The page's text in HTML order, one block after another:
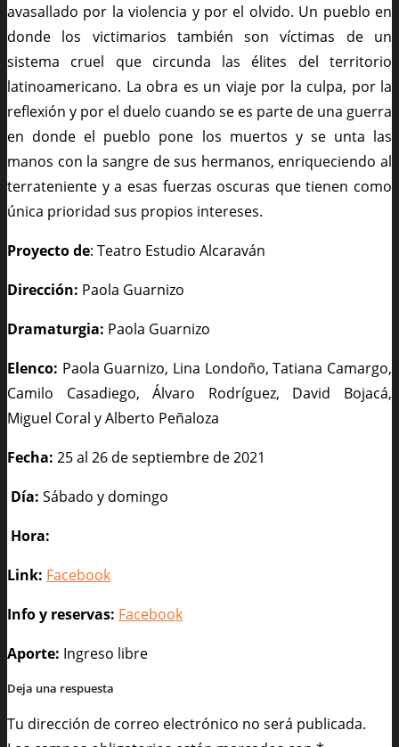
avasallado por la violencia y por el olvido. Un pueblo en
donde los victimarios también son víctimas de un
sistema cruel que circunda las élites del territorio
latinoamericano. La obra es un viaje por la culpa, por la
reflexión y por el duelo cuando se es parte de una guerra
en donde el pueblo pone los muertos y se unta las
manos con la sangre de sus hermanos, enriqueciendo al
terrateniente y a esas fuerzas oscuras que tienen como
única prioridad sus propios intereses.
Proyecto de: Teatro Estudio Alcaraván
Dirección: Paola Guarnizo
Dramaturgia: Paola Guarnizo
Elenco: Paola Guarnizo, Lina Londoño, Tatiana Camargo,
Camilo Casadiego, Álvaro Rodríguez, David Bojacá,
Miguel Coral y Alberto Peñaloza
Fecha: 25 al 26 de septiembre de 2021
Día: Sábado y domingo
Hora:
Link: Facebook
Info y reservas: Facebook
Aporte: Ingreso libre
Deja una respuesta
Tu dirección de correo electrónico no será publicada.